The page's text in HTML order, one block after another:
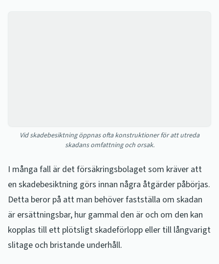
Vid skadebesiktning öppnas ofta konstruktioner för att utreda
skadans omfattning och orsak.
I många fall är det försäkringsbolaget som kräver att
en skadebesiktning görs innan några åtgärder påbörjas.
Detta beror på att man behöver fastställa om skadan
är ersättningsbar, hur gammal den är och om den kan
kopplas till ett plötsligt skadeförlopp eller till långvarigt
slitage och bristande underhåll.